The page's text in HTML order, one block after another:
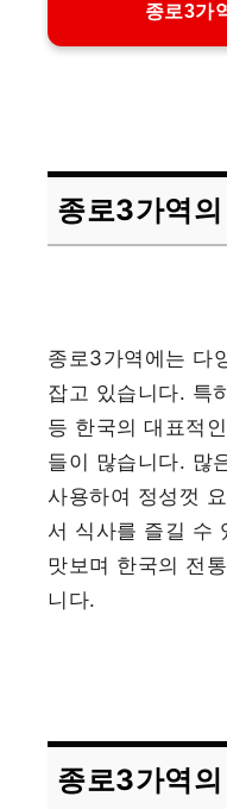
종로3가
종로3가역
종로3가역에는 다
잡고 있습니다. 특
등 한국의 대표적
들이 많습니다. 많
사용하여 정성껏
서 식사를 즐길 수
맛보며 한국의 전
니다.
종로3가역의